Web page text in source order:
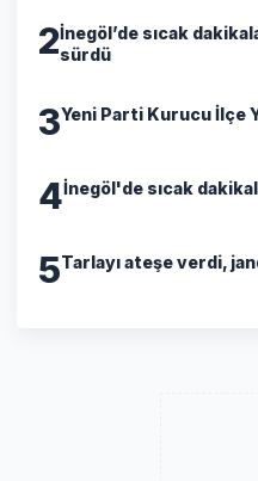
2İnegöl’de sıcak
sürdü
3Yeni Parti Kurucu İlçe
4İnegöl'de sıcak
5Tarlayı ateşe verdi,